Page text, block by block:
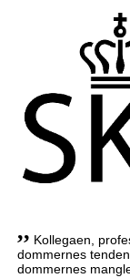
,, Kollegaen,
dommernes
dommernes